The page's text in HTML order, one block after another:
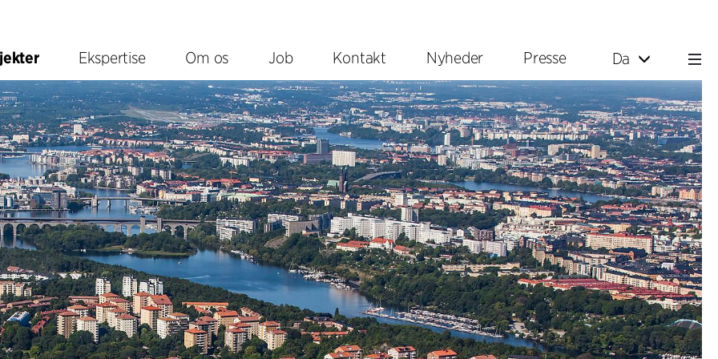
Ekspertise Om os Job Kontakt Nyheder Presse Da